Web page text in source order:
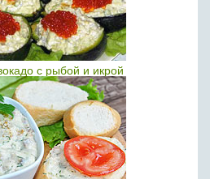
с рыбой и икрой